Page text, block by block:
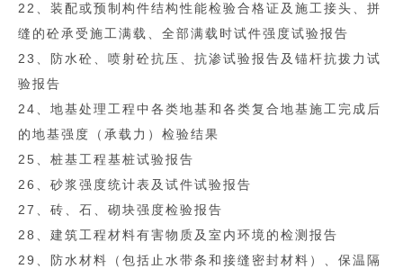
22、装配或预制构件结构性能检验合格证及施工接头、拼
缝的砼承受施工满载、全部满载时试件强度试验报告
23、防水砼、喷射砼抗压、抗渗试验报告及锚杆抗拨力试
验报告
24、地基处理工程中各类地基和各类复合地基施工完成后
的地基强度（承载力）检验结果
25、桩基工程基桩试验报告
26、砂浆强度统计表及试件试验报告
27、砖、石、砌块强度检验报告
28、建筑工程材料有害物质及室内环境的检测报告
29、防水材料（包括止水带条和接缝密封材料）、保温隔